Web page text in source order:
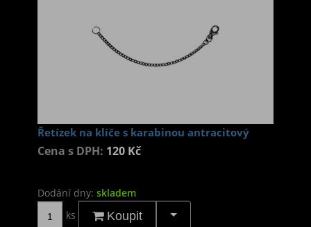
Řetízek na klíče s karabinou antracitový
Cena s DPH: 120 Kč
Dodání dny: skladem
ks
Koupit